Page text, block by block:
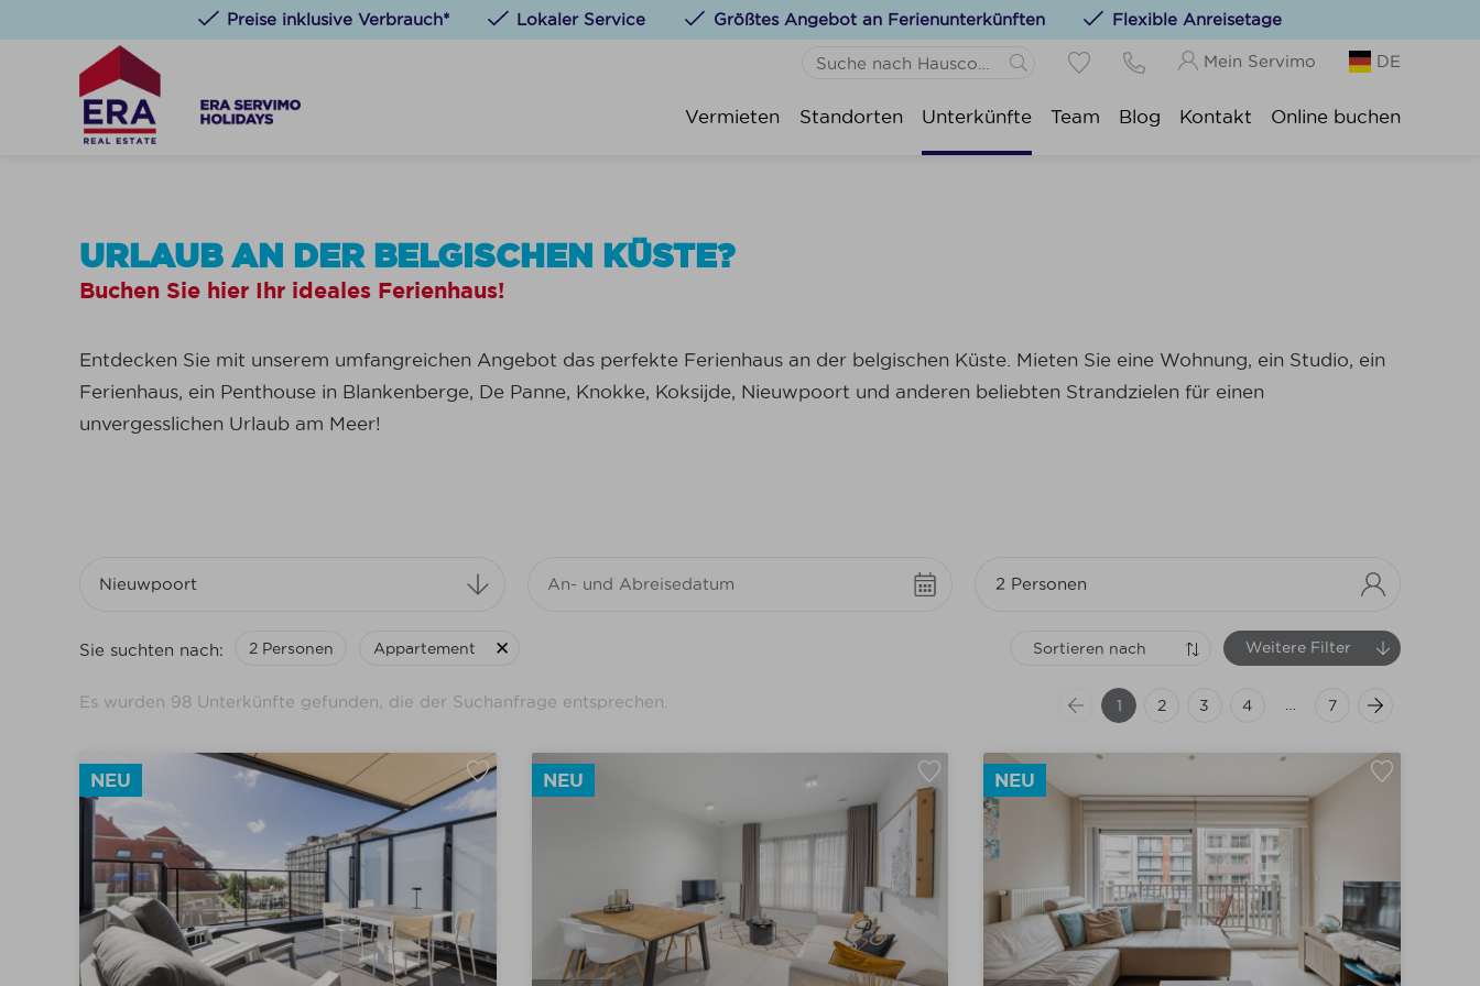
Preise inklusive Verbrauch* Lokaler Service Größtes Angebot an Ferienunterkünften Flexible Anreisetage
Sie können Unterkünfte zu Ihren Favoriten hinzufügen, indem Sie auf die
Knokke-Heist:
Mein Servimo DE
Vermieten Standorten Unterkünfte Team Blog Kontakt Online buchen
URLAUB AN DER BELGISCHEN KÜSTE?
Buchen Sie hier Ihr ideales Ferienhaus!
Entdecken Sie mit unserem umfangreichen Angebot das perfekte Ferienhaus an der belgischen Küste. Mieten Sie eine Wohnung, ein Studio, ein
Ferienhaus, ein Penthouse in Blankenberge, De Panne, Knokke, Koksijde, Nieuwpoort und anderen beliebten Strandzielen für einen
unvergesslichen Urlaub am Meer!
Nieuwpoort 2 Personen
Appartement
Garage
Parking
Kabine
1 tot 4 personen
8 tot 14 personen
Achter de Zeedijk
Buiten Centrum
Vakantiedomein
Zeedijk of Frontaal Zeezicht (47)
Zijstraat van de Zeedijk (3)
(34)
Kleine huisdieren toegelaten (3)
Vaatwasser (95)
1 slaapkamer
Weitere Filter
Sortieren nach
Sie suchten nach: 2 Personen Appartement
Es wurden 98 Unterkünfte gefunden, die der Suchanfrage entsprechen. 1 2 3 4 7
NEU NEU NEU